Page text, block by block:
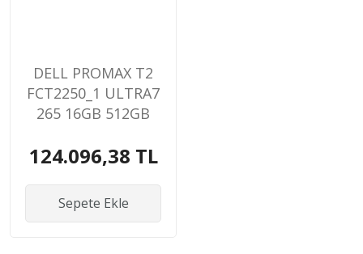
DELL PROMAX T2
FCT2250_1 ULTRA7
265 16GB 512GB
WIN11PRO
124.096,38 TL
Sepete Ekle